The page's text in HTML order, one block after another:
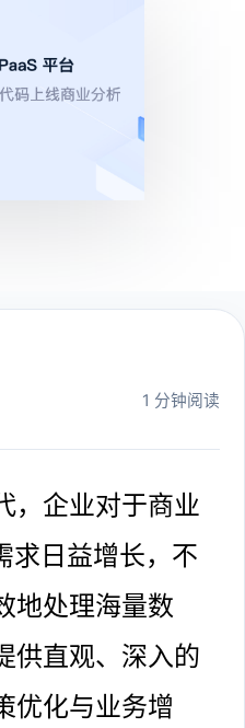
1 分钟阅读
，企业对于商业
求日益增长，不
地处理海量数
供直观、深入的
优化与业务增